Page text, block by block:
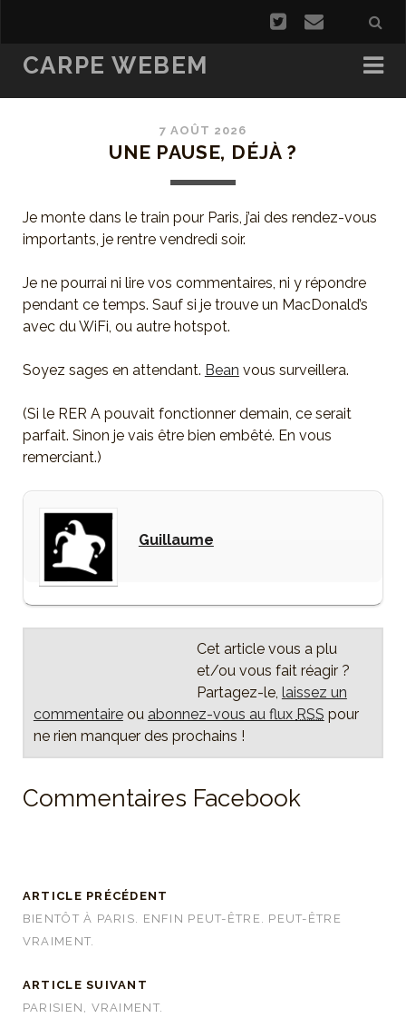
CARPE WEBEM
7 AOÛT 2026
UNE PAUSE, DÉJÀ ?
Je monte dans le train pour Paris, j’ai des rendez-vous
importants, je rentre vendredi soir.
Je ne pourrai ni lire vos commentaires, ni y répondre
pendant ce temps. Sauf si je trouve un MacDonald’s
avec du WiFi, ou autre hotspot.
Soyez sages en attendant. Bean vous surveillera.
(Si le RER A pouvait fonctionner demain, ce serait
parfait. Sinon je vais être bien embêté. En vous
remerciant.)
Guillaume
Cet article vous a plu
et/ou vous fait réagir ?
Partagez-le, laissez un
commentaireou abonnez-vous au flux RSS pour
ne rien manquer des prochains !
Commentaires Facebook
ARTICLE PRÉCÉDENT
BIENTÔT À PARIS. ENFIN PEUT-ÊTRE. PEUT-ÊTRE
VRAIMENT.
ARTICLE SUIVANT
PARISIEN, VRAIMENT.